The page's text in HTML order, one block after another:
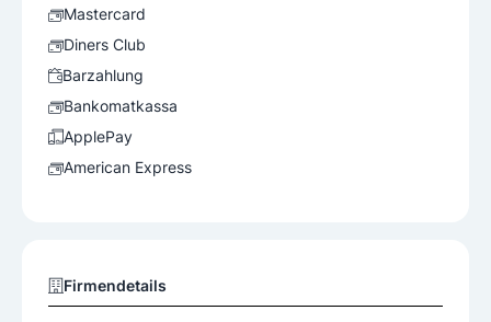
Mastercard
Diners Club
Barzahlung
Bankomatkassa
ApplePay
American Express
Firmendetails